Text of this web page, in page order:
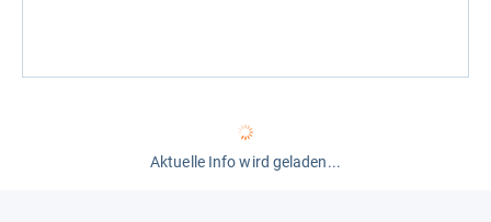
Aktuelle Info wird geladen...